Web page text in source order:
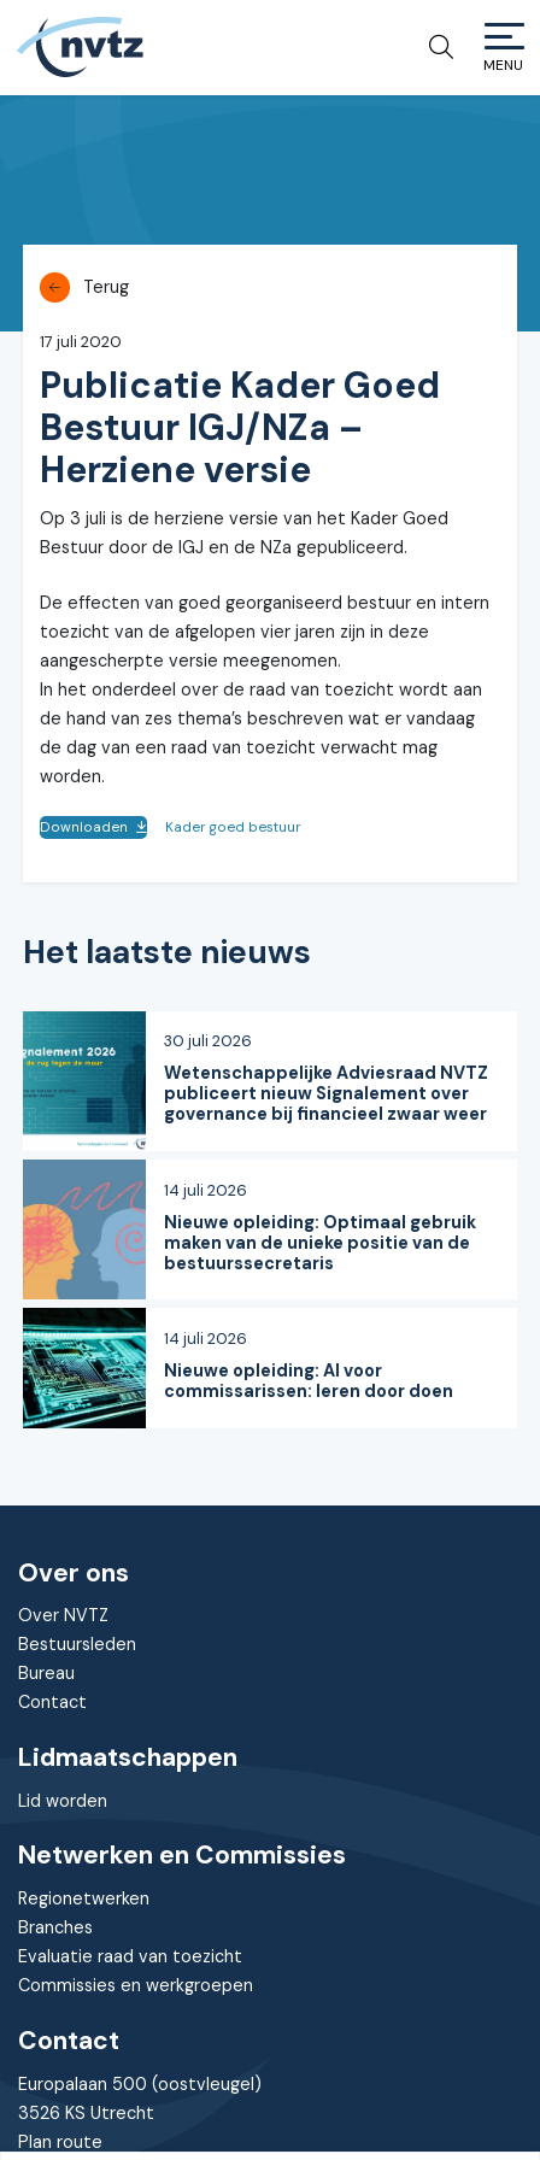
NVTZ
MENU
Terug
17 juli 2020
Publicatie Kader Goed
Bestuur IGJ/NZa –
Herziene versie
Op 3 juli is de herziene versie van het Kader Goed
Bestuur door de IGJ en de NZa gepubliceerd.
De effecten van goed georganiseerd bestuur en intern
toezicht van de afgelopen vier jaren zijn in deze
aangescherpte versie meegenomen.
In het onderdeel over de raad van toezicht wordt aan
de hand van zes thema’s beschreven wat er vandaag
de dag van een raad van toezicht verwacht mag
worden.
Kader goed bestuur
Downloaden
Het laatste nieuws
Wetenschappelijke Adviesraad NVTZ
publiceert nieuw Signalement over
governance bij financieel zwaar weer
30 juli 2026
Nieuwe opleiding: Optimaal gebruik
maken van de unieke positie van de
bestuurssecretaris
14 juli 2026
Nieuwe opleiding: AI voor
commissarissen: leren door doen
14 juli 2026
Over ons
Over NVTZ
Bestuursleden
Bureau
Contact
Lidmaatschappen
Lid worden
Netwerken en Commissies
Regionetwerken
Branches
Evaluatie raad van toezicht
Commissies en werkgroepen
Contact
Europalaan 500 (oostvleugel)
3526 KS Utrecht
Plan route